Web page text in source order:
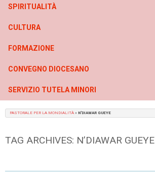
SPIRITUALITÀ
CULTURA
FORMAZIONE
CONVEGNO DIOCESANO
SERVIZIO TUTELA MINORI
PASTORALE PER LA MONDIALITÀ » N'DIAWAR GUEYE
TAG ARCHIVES: N’DIAWAR GUEYE